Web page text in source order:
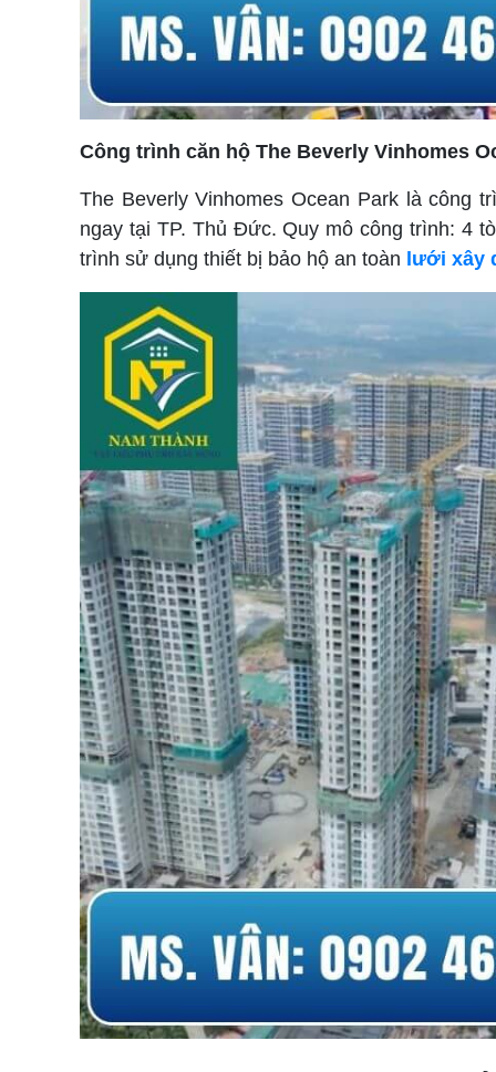
Công trình căn hộ The Beverly Vinhomes
The Beverly Vinhomes Ocean Park là công
ngay tại TP. Thủ Đức. Quy mô công trình: 4
trình sử dụng thiết bị bảo hộ an toàn lưới xây